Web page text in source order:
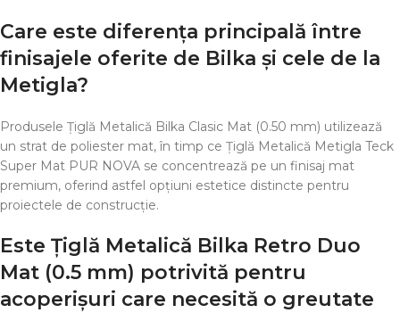
Care este diferența principală între
finisajele oferite de Bilka și cele de la
Metigla?
Produsele Țiglă Metalică Bilka Clasic Mat (0.50 mm) utilizează
un strat de poliester mat, în timp ce Țiglă Metalică Metigla Teck
Super Mat PUR NOVA se concentrează pe un finisaj mat
premium, oferind astfel opțiuni estetice distincte pentru
proiectele de construcție.
Este Țiglă Metalică Bilka Retro Duo
Mat (0.5 mm) potrivită pentru
acoperișuri care necesită o greutate